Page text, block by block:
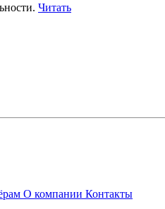
Читать
О компании Контакты